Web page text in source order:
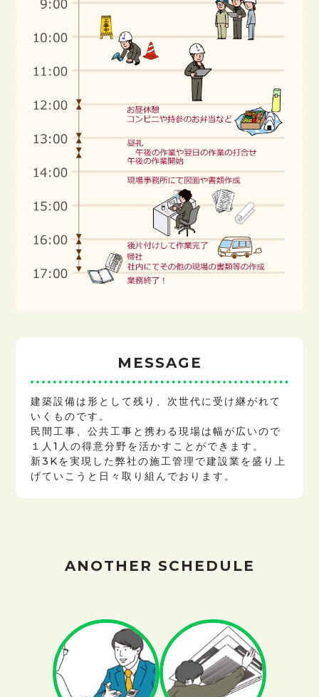
MESSAGE
建築設備は形として残り、次世代に受け継がれて
いくものです。
民間工事、公共工事と携わる現場は幅が広いので
１人1人の得意分野を活かすことができます。
新3Kを実現した弊社の施工管理で建設業を盛り上
げていこうと日々取り組んでおります。
ANOTHER SCHEDULE